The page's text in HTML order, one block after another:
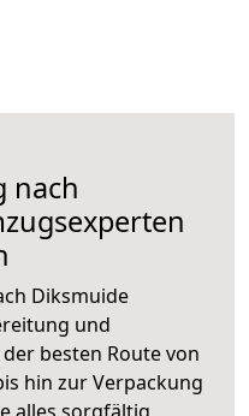
nach
Diksmuide
und
besten Route von
hin zur Verpackung